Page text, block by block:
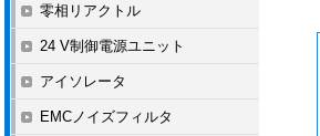
零相リアクトル
24 V制御電源ユニット
アイソレータ
EMCノイズフィルタ